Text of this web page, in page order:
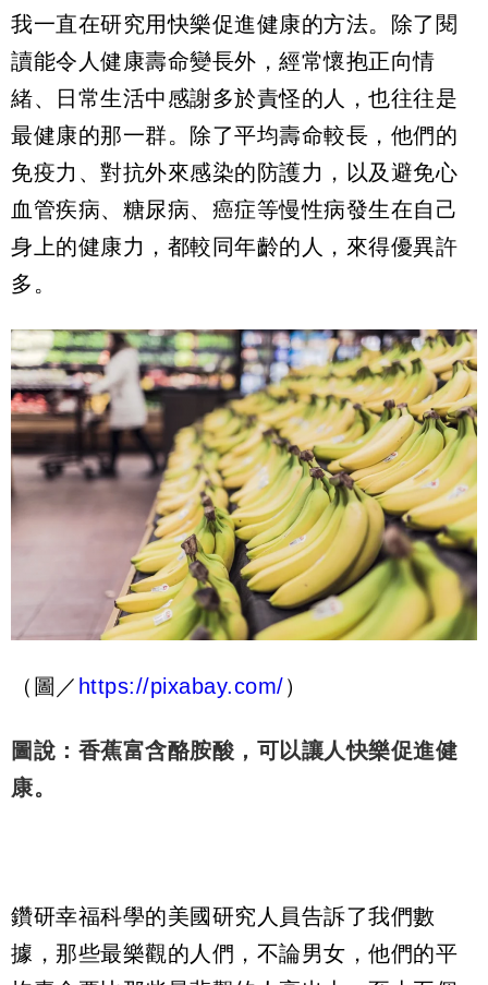
我一直在研究用快樂促進健康的方法。除了閱
讀能令人健康壽命變長外，經常懷抱正向情
緒、日常生活中感謝多於責怪的人，也往往是
最健康的那一群。除了平均壽命較長，他們的
免疫力、對抗外來感染的防護力，以及避免心
血管疾病、糖尿病、癌症等慢性病發生在自己
身上的健康力，都較同年齡的人，來得優異許
多。
（圖／ https://pixabay.com/）
圖說：香蕉富含酪胺酸，可以讓人快樂促進健
康。
鑽研幸福科學的美國研究人員告訴了我們數
據，那些最樂觀的人們，不論男女，他們的平